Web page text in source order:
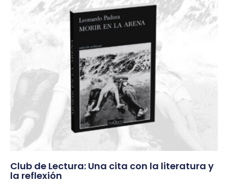
Club de Lectura: Una cita con la literatura y
la reflexión